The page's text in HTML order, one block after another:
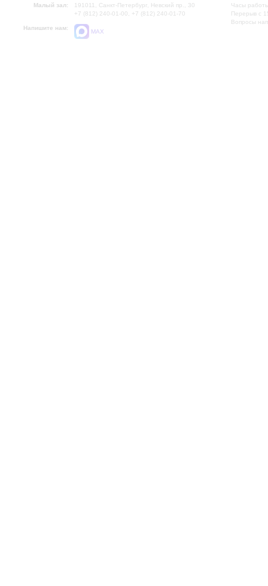
Малый зал:
191011, Санкт-Петербург, Невский пр., 30
+7 (812) 240-01-00, +7 (812) 240-01-70
Напишите нам:
MAX
Часы
Перерыв с
Вопросы